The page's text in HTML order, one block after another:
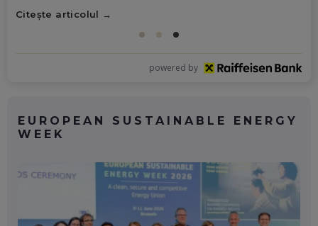
Citește articolul
powered by
EUROPEAN SUSTAINABLE ENERGY
WEEK